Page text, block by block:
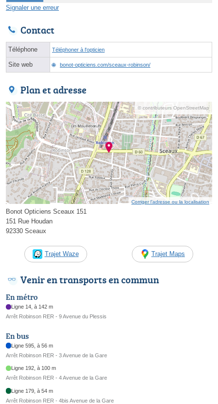
Signaler une erreur
Contact
Téléphone Téléphoner à l'opticien
Site web bonot-opticiens.com/sceaux-robinson/
Plan et adresse
© contributeurs OpenStreetMap
Corriger l’adresse ou la localisation
Bonot Opticiens Sceaux 151
151 Rue Houdan
92330 Sceaux
Trajet Waze Trajet Maps
Venir en transports en commun
En métro
Ligne 14, à 142 m
Arrêt Robinson RER - 9 Avenue du Plessis
En bus
Ligne 595, à 56 m
Arrêt Robinson RER - 3 Avenue de la Gare
Ligne 192, à 100 m
Arrêt Robinson RER - 4 Avenue de la Gare
Ligne 179, à 54 m
Arrêt Robinson RER - 4bis Avenue de la Gare